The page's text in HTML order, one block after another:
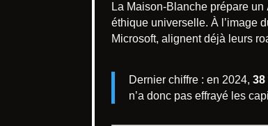
La Maison-Blanche prépare un
éthique universelle. À l’image
Microsoft, alignent déjà leurs
Dernier chiffre : en 2024, 38
n’a donc pas effrayé les